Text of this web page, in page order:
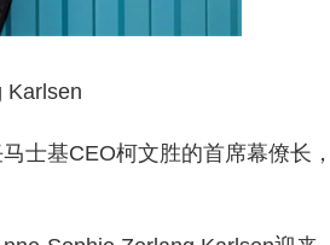
Karlsen
士基CEO柯文胜的首席幕僚长